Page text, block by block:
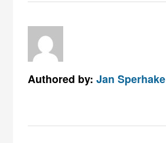
Authored by:Jan Sperhake